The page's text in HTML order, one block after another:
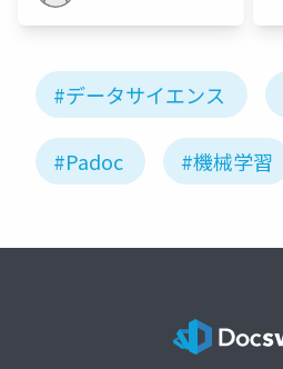
#データサイエンス
#Padoc #機械学習